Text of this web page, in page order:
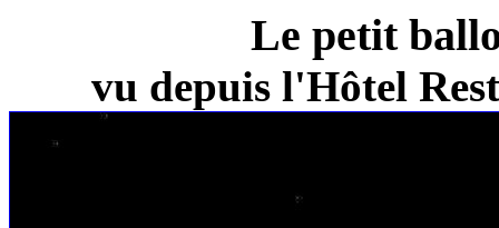
Le petit
vu depuis l'Hôtel